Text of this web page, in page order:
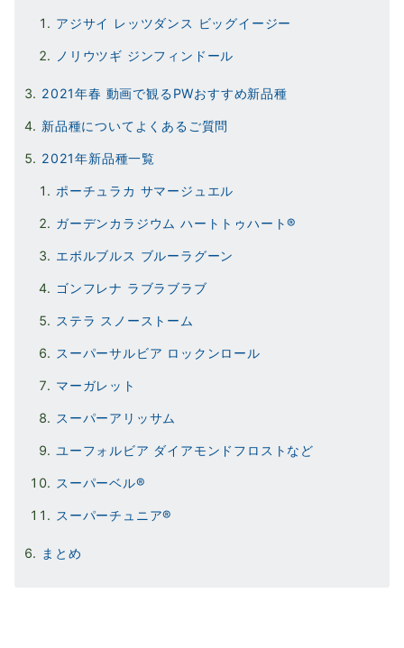
アジサイ レッツダンス ビッグイージー
ノリウツギ ジンフィンドール
2021年春 動画で観るPWおすすめ新品種
新品種についてよくあるご質問
2021年新品種一覧
ポーチュラカ サマージュエル
ガーデンカラジウム ハートトゥハート®
エボルブルス ブルーラグーン
ゴンフレナ ラブラブラブ
ステラ スノーストーム
スーパーサルビア ロックンロール
マーガレット
スーパーアリッサム
ユーフォルビア ダイアモンドフロストなど
スーパーベル®
スーパーチュニア®
まとめ